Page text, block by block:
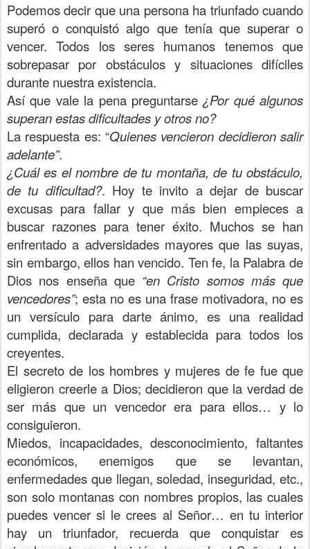
Podemos decir que una persona ha triunfado cuando
superó o conquistó algo que tenía que superar o
vencer. Todos los seres humanos tenemos que
sobrepasar por obstáculos y situaciones difíciles
durante nuestra existencia.
Así que vale la pena preguntarse¿Por qué algunos
superan estas dificultades y otros no?
La respuesta es: “Quienes vencieron decidieron salir
adelante”.
¿Cuál es el nombre de tu montaña, de tu obstáculo,
de tu dificultad?. Hoy te invito a dejar de buscar
excusas para fallar y que más bien empieces a
buscar razones para tener éxito. Muchos se han
enfrentado a adversidades mayores que las suyas,
sin embargo, ellos han vencido. Ten fe, la Palabra de
Dios nos enseña que “en Cristo somos más que
vencedores”; esta no es una frase motivadora, no es
un versículo para darte ánimo, es una realidad
cumplida, declarada y establecida para todos los
creyentes.
El secreto de los hombres y mujeres de fe fue que
eligieron creerle a Dios; decidieron que la verdad de
ser más que un vencedor era para ellos… y lo
consiguieron.
Miedos, incapacidades, desconocimiento, faltantes
económicos, enemigos que se levantan,
enfermedades que llegan, soledad, inseguridad, etc.,
son solo montanas con nombres propios, las cuales
puedes vencer si le crees al Señor… en tu interior
hay un triunfador, recuerda que conquistar es